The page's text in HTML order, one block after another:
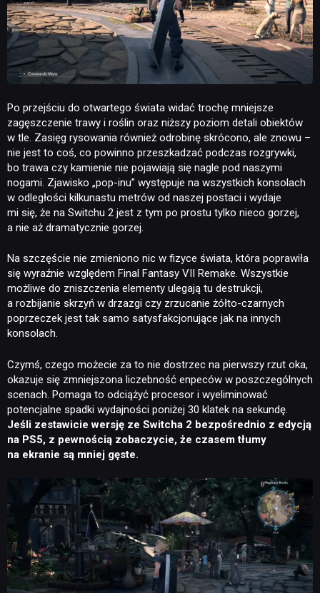
DYSKUSJE
JUŻ GRALIŚMY
SKLEP
Po przejściu do otwartego świata widać trochę mniejsze
zagęszczenie trawy i roślin oraz niższy poziom detali obiektów
w tle. Zasięg rysowania również odrobinę skrócono, ale znowu –
nie jest to coś, co powinno przeszkadzać podczas rozgrywki,
bo trawa czy kamienie nie pojawiają się nagle pod naszymi
nogami. Zjawisko „pop-inu” występuje na wszystkich konsolach
w odległości kilkunastu metrów od naszej postaci i wydaje
mi się, że na Switchu 2 jest z tym po prostu tylko nieco gorzej,
a nie aż dramatycznie gorzej.
Na szczęście nie zmieniono nic w fizyce świata, która poprawiła
się wyraźnie względem Final Fantasy VII Remake. Wszystkie
możliwe do zniszczenia elementy ulegają tu destrukcji,
a rozbijanie skrzyń w drzazgi czy zrzucanie żółto-czarnych
poprzeczek jest tak samo satysfakcjonujące jak na innych
konsolach.
Czymś, czego możecie za to nie dostrzec na pierwszy rzut oka,
okazuje się zmniejszona liczebność enpeców w poszczególnych
scenach. Pomaga to odciążyć procesor i wyeliminować
potencjalne spadki wydajności poniżej 30 klatek na sekundę.
Jeśli zestawicie wersję ze Switcha 2 bezpośrednio z edycją
na PS5, z pewnością zobaczycie, że czasem tłumy
na ekranie są mniej gęste.